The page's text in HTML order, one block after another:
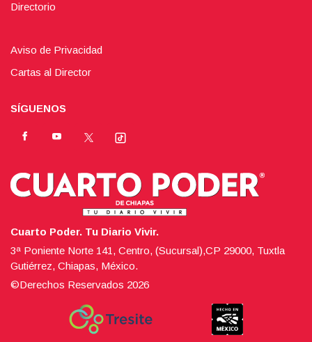
Directorio
Aviso de Privacidad
Cartas al Director
SÍGUENOS
Cuarto Poder. Tu Diario Vivir.
3ª Poniente Norte 141, Centro, (Sucursal),CP 29000, Tuxtla
Gutiérrez, Chiapas, México.
©Derechos Reservados 2026